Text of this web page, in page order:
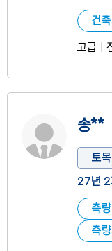
건
고급ㅣ
사진 없음
송**
토
27년 2
측
측